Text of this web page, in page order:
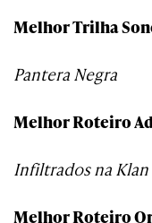
Melhor Trilha
Pantera Negra
Melhor Roteiro
Infiltrados na Klan
Melhor Roteiro